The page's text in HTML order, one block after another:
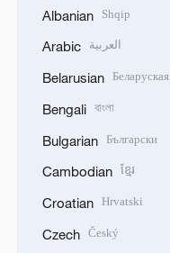
Albanian Shqip
Arabic العربية
Belarusian Беларуская
Bengali বাংলা
Bulgarian Български
Cambodian ខ្មែរ
Croatian Hrvatski
Czech Český